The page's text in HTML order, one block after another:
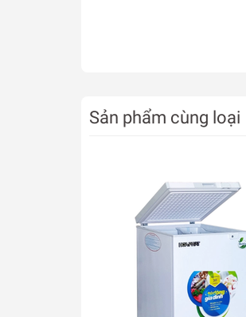
Một số tính năng nổi bật
– VH-8699HY3 có thiết
ngoài khi mở tửa tủ lấy thực
Sản phẩm cùng loại